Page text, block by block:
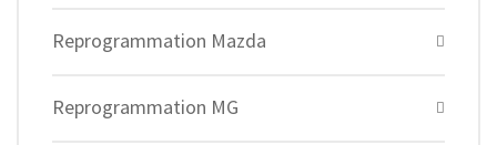
Reprogrammation Mazda
Reprogrammation MG